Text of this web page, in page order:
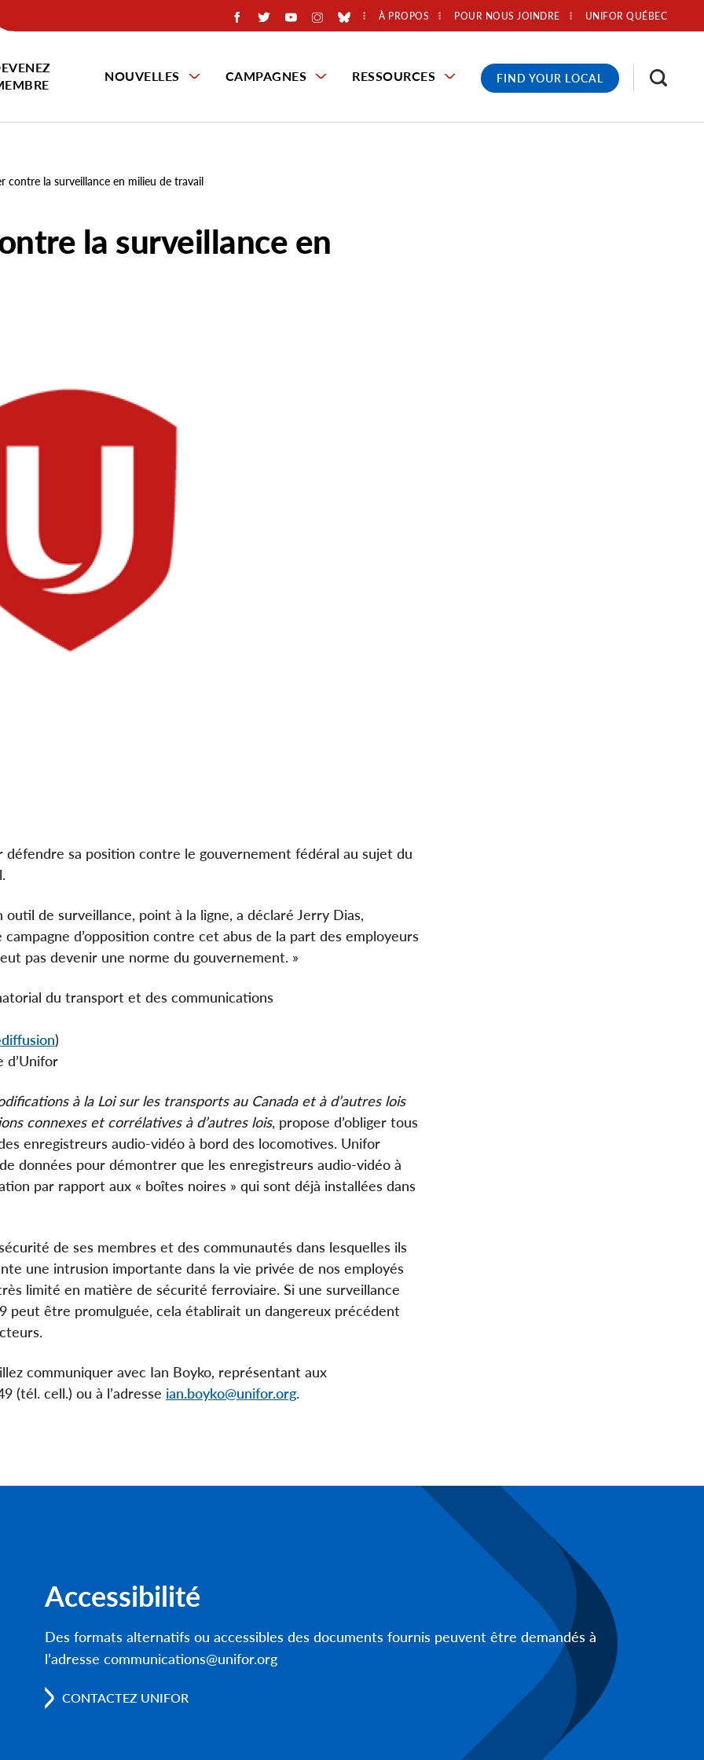
À PROPOS POUR NOUS JOINDRE UNIFOR QUÉBEC
NOUVELLES CAMPAGNES RESSOURCES FIND YOUR LOCAL
contre la surveillance en milieu de travail
la surveillance en
sa position contre le gouvernement fédéral au sujet du
de surveillance, point à la ligne, a déclaré Jerry Dias,
d’opposition contre cet abus de la part des employeurs
pas devenir une norme du gouvernement. »
du transport et des communications
)
d’Unifor
à la Loi sur les transports au Canada et à d’autres lois
connexes et corrélatives à d’autres lois, propose d’obliger tous
enregistreurs audio-vidéo à bord des locomotives. Unifor
données pour démontrer que les enregistreurs audio-vidéo à
par rapport aux « boîtes noires » qui sont déjà installées dans
de ses membres et des communautés dans lesquelles ils
une intrusion importante dans la vie privée de nos employés
limité en matière de sécurité ferroviaire. Si une surveillance
peut être promulguée, cela établirait un dangereux précédent
communiquer avec Ian Boyko, représentant aux
(tél. cell.) ou à l’adresse ian.boyko@unifor.org.
Accessibilité
Des formats alternatifs ou accessibles des documents fournis peuvent être demandés à
l’adresse communications@unifor.org
CONTACTEZ UNIFOR